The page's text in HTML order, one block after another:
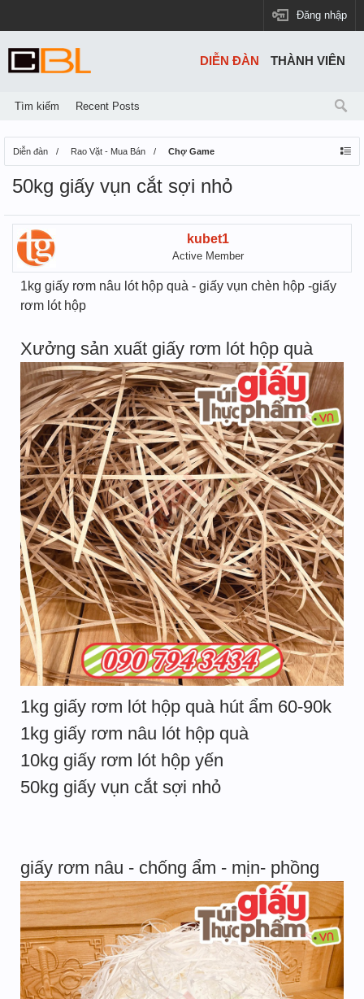
Đăng nhập
Diễn đàn Rao Vặt - Mua Bán Chợ Game
50kg giấy vụn cắt sợi nhỏ
kubet1
Active Member
1kg giấy rơm nâu lót hộp quà - giấy vụn chèn hộp -giấy
rơm lót hộp
Xưởng sản xuất giấy rơm lót hộp quà
1kg giấy rơm lót hộp quà hút ẩm 60-90k
1kg giấy rơm nâu lót hộp quà
10kg giấy rơm lót hộp yến
50kg giấy vụn cắt sợi nhỏ
giấy rơm nâu - chống ẩm - mịn- phồng
DIỄN ĐÀN
Tìm kiếm Recent Posts
THÀNH VIÊN